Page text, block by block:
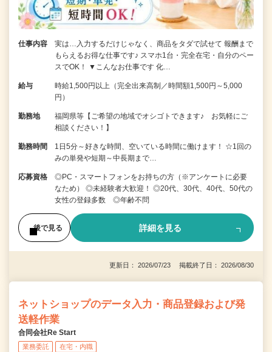
仕事内容
実は…入力するだけじゃなく、商品をタダで試せて 報酬まで
もらえるお得な仕事です♪ スマホ1台・完全在宅・自分のペー
スでOK！ ▼こんなお仕事です 化…
給与
時給1,500円以上（完全出来高制／時間額1,500円～5,000
円）
勤務地
福岡県等【ご希望の地域でオシゴトできます♪ お気軽にご
相談ください！】
勤務時間
1日5分～好きな時間、空いている時間に働けます！ ☆1回の
みの単発や短期～中長期まで…
応募資格
◎PC・スマートフォンをお持ちの方（※アンケートに必要
なため） ◎未経験者大歓迎！ ◎20代、30代、40代、50代の
女性の登録多数 ◎年齢不問
後で見る 詳細を見る
更新日： 2026/07/23 掲載終了日： 2026/08/30
ネットショップのデータ入力・商品登録および発
送軽作業
合同会社Re Start
業務委託 在宅・内職